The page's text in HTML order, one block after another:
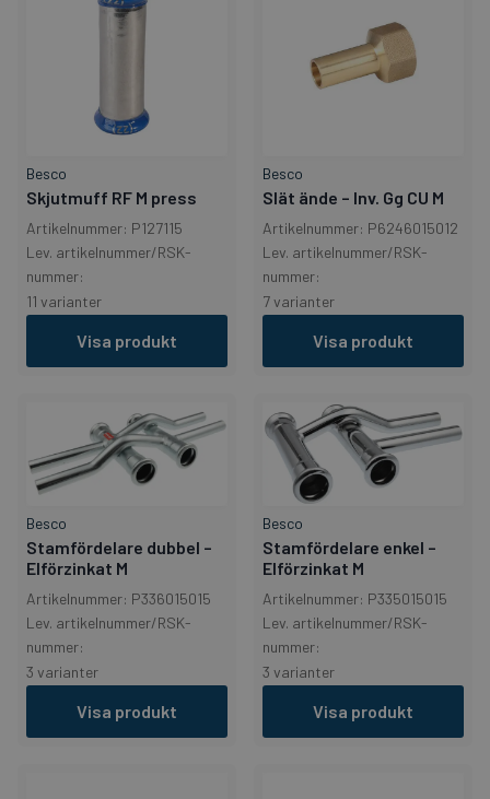
Besco
Skjutmuff RF M press
Artikelnummer: P127115
Lev. artikelnummer/RSK-
nummer:
11 varianter
Visa produkt
Besco
Slät ände – Inv. Gg CU M
Artikelnummer: P6246015012
Lev. artikelnummer/RSK-
nummer:
7 varianter
Visa produkt
Besco
Stamfördelare dubbel –
Elförzinkat M
Artikelnummer: P336015015
Lev. artikelnummer/RSK-
nummer:
3 varianter
Visa produkt
Besco
Stamfördelare enkel –
Elförzinkat M
Artikelnummer: P335015015
Lev. artikelnummer/RSK-
nummer:
3 varianter
Visa produkt